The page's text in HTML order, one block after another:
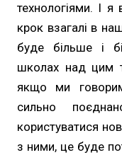
технологіями. І
крок взагалі в
буде більше і
школах над цим
якщо ми
сильно
користуватися
з ними, це буде